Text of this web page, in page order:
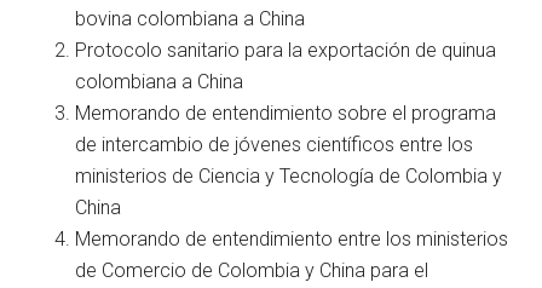
bovina colombiana a China
Protocolo sanitario para la exportación de quinua
colombiana a China
Memorando de entendimiento sobre el programa
de intercambio de jóvenes científicos entre los
ministerios de Ciencia y Tecnología de Colombia y
China
Memorando de entendimiento entre los ministerios
de Comercio de Colombia y China para el